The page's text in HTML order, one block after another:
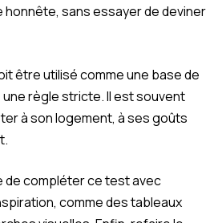
honnête, sans essayer de deviner
être utilisé comme une base de
règle stricte. Il est souvent
à son logement, à ses goûts
de compléter ce test avec
comme des tableaux